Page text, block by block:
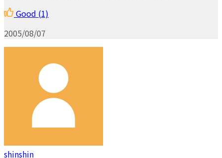
Good (1)
2005/08/07
shinshin